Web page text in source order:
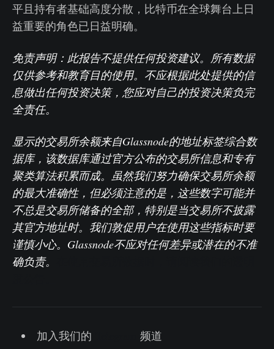
平且持有者基础高度分散，比特币在全球舞台上日
益重要的角色已日益明确。
免责声明：此报告不提供任何投资建议。所有数据
仅供参考和教育目的使用。不应根据此处提供的信
息做出任何投资决策，您应对自己的投资决策负完
全责任。
显示的交易所余额来自Glassnode的地址标签综合数
据库，该数据库通过官方公布的交易所信息和专有
聚类算法积累而成。虽然我们努力确保交易所余额
的最大准确性，但必须注意的是，这些数字可能并
不总是交易所储备的全部，特别是当交易所不披露
其官方地址时。我们敦促用户在使用这些指标时要
谨慎小心。Glassnode不应对任何差异或潜在的不准
确负责。
加入我们的
频道